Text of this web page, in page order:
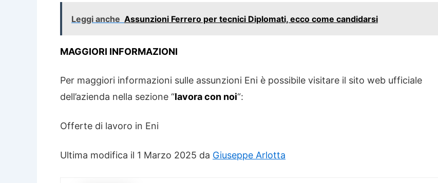
Leggi anche Assunzioni Ferrero per tecnici Diplomati, ecco come candidarsi
MAGGIORI INFORMAZIONI
Per maggiori informazioni sulle assunzioni Eni è possibile visitare il sito web ufficiale
dell’azienda nella sezione “lavora con noi“:
Offerte di lavoro in Eni
Ultima modifica il 1 Marzo 2025 da Giuseppe Arlotta